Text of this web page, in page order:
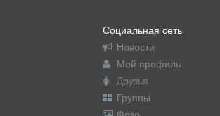
Социальная сеть
Новости
Мой профиль
Друзья
Группы